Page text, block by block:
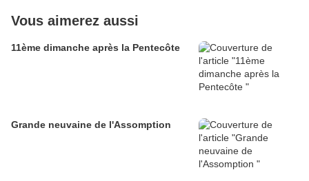
Vous aimerez aussi
11ème dimanche après la Pentecôte
Grande neuvaine de l'Assomption